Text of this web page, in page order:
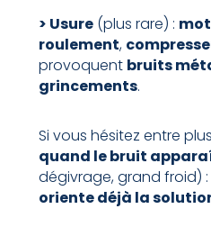
> Usure(plus rare) :
roulement,
provoquent bruits
grincements.
Si vous hésitez entre
quand le bruit
dégivrage, grand froid)
oriente déjà la